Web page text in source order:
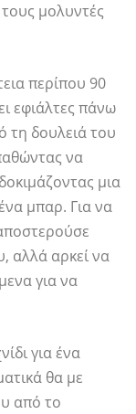
μολυντές
περίπου 90
εφιάλτες πάνω
τη δουλειά του
να
μια
μπαρ. Για να
αλλά αρκεί να
για να
για ένα
θα με
από το